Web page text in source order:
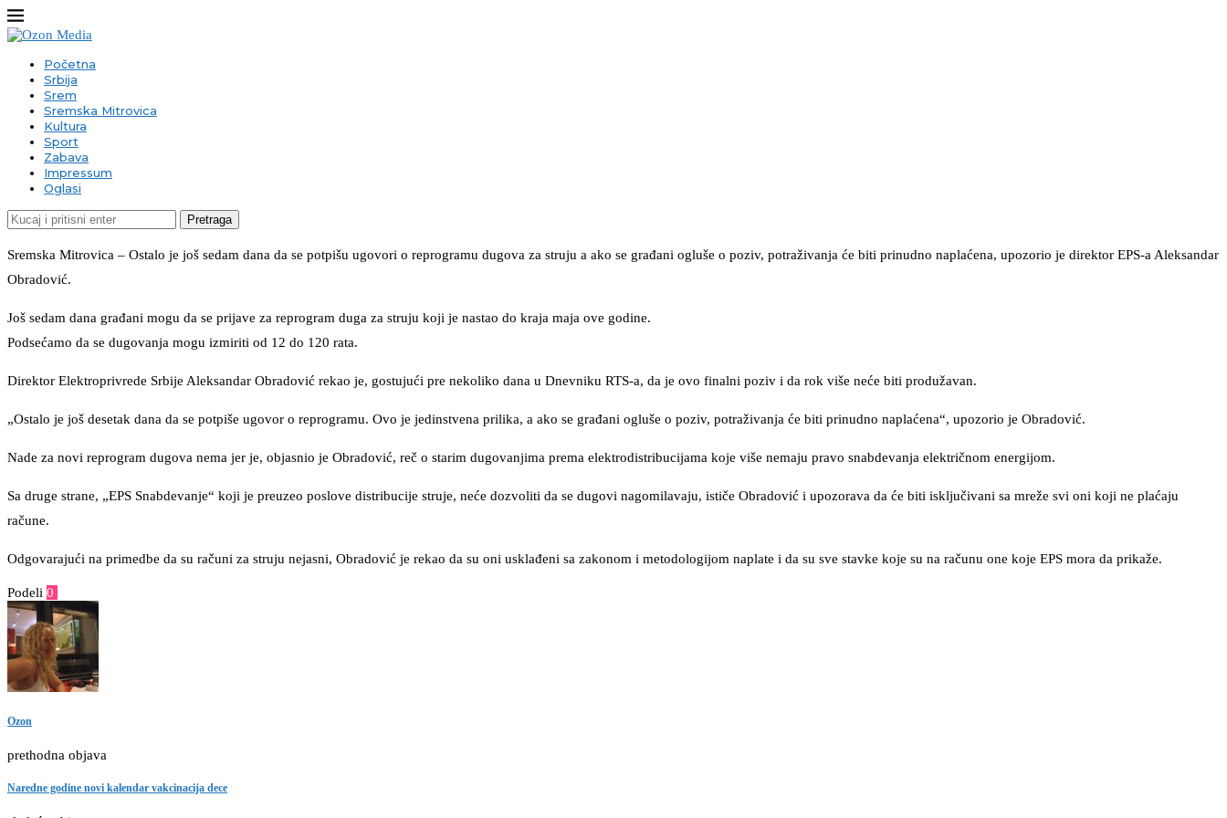
Početna
Srbija
Srem
Sremska Mitrovica
Kultura
Sport
Zabava
Impressum
Oglasi
Pretraga
Sremska Mitrovica – Ostalo je još sedam dana da se potpišu ugovori o reprogramu dugova za struju a ako se građani ogluše o poziv, potraživanja će biti prinudno naplaćena, upozorio je direktor EPS-a Aleksandar
Obradović.
Još sedam dana građani mogu da se prijave za reprogram duga za struju koji je nastao do kraja maja ove godine.
Podsećamo da se dugovanja mogu izmiriti od 12 do 120 rata.
Direktor Elektroprivrede Srbije Aleksandar Obradović rekao je, gostujući pre nekoliko dana u Dnevniku RTS-a, da je ovo finalni poziv i da rok više neće biti produžavan.
„Ostalo je još desetak dana da se potpiše ugovor o reprogramu. Ovo je jedinstvena prilika, a ako se građani ogluše o poziv, potraživanja će biti prinudno naplaćena“, upozorio je Obradović.
Nade za novi reprogram dugova nema jer je, objasnio je Obradović, reč o starim dugovanjima prema elektrodistribucijama koje više nemaju pravo snabdevanja električnom energijom.
Sa druge strane, „EPS Snabdevanje“ koji je preuzeo poslove distribucije struje, neće dozvoliti da se dugovi nagomilavaju, ističe Obradović i upozorava da će biti isključivani sa mreže svi oni koji ne plaćaju
račune.
Odgovarajući na primedbe da su računi za struju nejasni, Obradović je rekao da su oni usklađeni sa zakonom i metodologijom naplate i da su sve stavke koje su na računu one koje EPS mora da prikaže.
Podeli 0
Ozon
prethodna objava
Naredne godine novi kalendar vakcinacija dece